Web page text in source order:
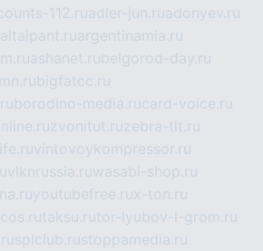
112.ruadler-jun.ruadonyev.ru
altaipant.ruargentinamia.ru
ashanet.rubelgorod-day.ru
bigfatcc.ru
borodino-media.rucard-voice.ru
zvonitut.ruzebra-tlt.ru
vintovoykompressor.ru
vlknrussia.ruwasabi-shop.ru
youtubefree.rux-ton.ru
taksu.rutor-lyubov-i-grom.ru
splclub.rustoppamedia.ru